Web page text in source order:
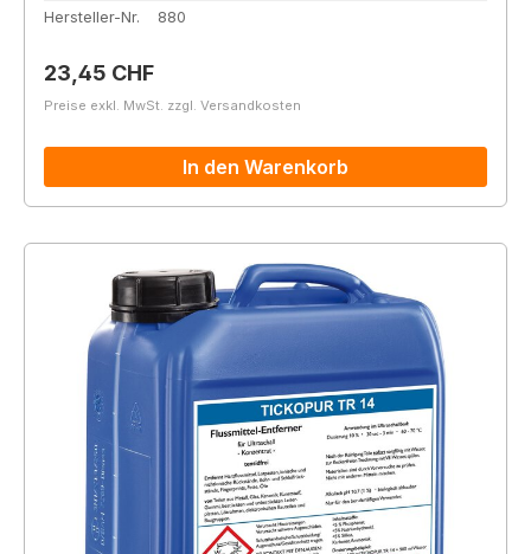
Hersteller-Nr.
880
Regulärer Preis:
23,45 CHF
Preise exkl. MwSt. zzgl. Versandkosten
In den Warenkorb